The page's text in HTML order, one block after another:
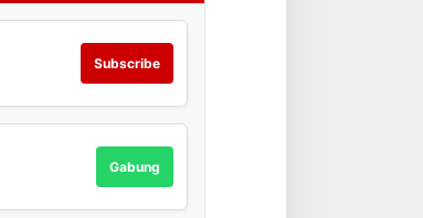
Subscribe
Gabung